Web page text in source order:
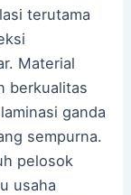
terutama
Material
berkualitas
ganda
sempurna.
pelosok
usaha